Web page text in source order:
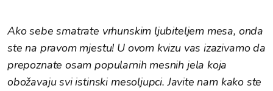
Ako sebe smatrate vrhunskim ljubiteljem mesa, onda
ste na pravom mjestu! U ovom kvizu vas izazivamo da
prepoznate osam popularnih mesnih jela koja
obožavaju svi istinski mesoljupci. Javite nam kako ste